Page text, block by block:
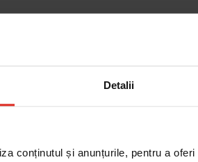
Detalii
conținutul și anunțurile, pentru a